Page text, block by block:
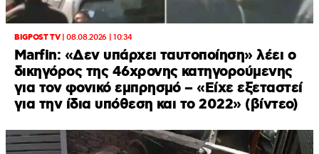
BIGPOST TV|08.08.2026 | 10:34
Marfin: «Δεν υπάρχει ταυτοποίηση» λέει ο
δικηγόρος της 46χρονης κατηγορούμενης
για τον φονικό εμπρησμό – «Είχε εξεταστεί
για την ίδια υπόθεση και το 2022» (βίντεο)